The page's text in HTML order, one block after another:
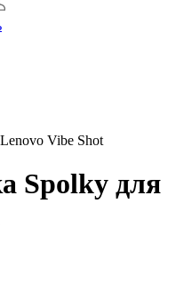
Vibe Shot
Spolky для